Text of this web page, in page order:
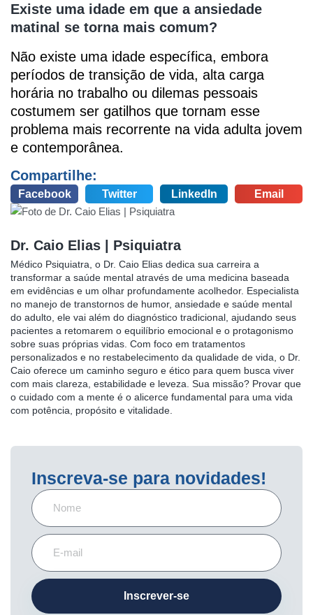
Existe uma idade em que a ansiedade
matinal se torna mais comum?
Não existe uma idade específica, embora
períodos de transição de vida, alta carga
horária no trabalho ou dilemas pessoais
costumem ser gatilhos que tornam esse
problema mais recorrente na vida adulta jovem
e contemporânea.
Compartilhe:
Facebook Twitter LinkedIn Email
Dr. Caio Elias | Psiquiatra
Médico Psiquiatra, o Dr. Caio Elias dedica sua carreira a
transformar a saúde mental através de uma medicina baseada
em evidências e um olhar profundamente acolhedor. Especialista
no manejo de transtornos de humor, ansiedade e saúde mental
do adulto, ele vai além do diagnóstico tradicional, ajudando seus
pacientes a retomarem o equilíbrio emocional e o protagonismo
sobre suas próprias vidas. Com foco em tratamentos
personalizados e no restabelecimento da qualidade de vida, o Dr.
Caio oferece um caminho seguro e ético para quem busca viver
com mais clareza, estabilidade e leveza. Sua missão? Provar que
o cuidado com a mente é o alicerce fundamental para uma vida
com potência, propósito e vitalidade.
Inscreva-se para novidades!
Inscrever-se